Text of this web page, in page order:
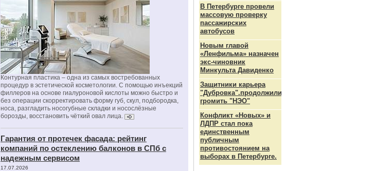
Контурная пластика – одна из самых востребованных
процедур в эстетической косметологии. С помощью инъекций
филлеров на основе гиалуроновой кислоты можно быстро и
без операции скорректировать форму губ, скул, подбородка,
носа, разгладить носогубные складки и носослёзные
борозды, восстановить чёткий овал лица.
Гарантия от протечек фасада: рейтинг
компаний по остеклению балконов в СПб с
надежным сервисом
17.07.2026
В Петербурге провели
массовую проверку
пассажирских
автобусов
Новым главой
«Ленфильма» назначен
экс-чиновник
Минкульта Давиденко
Защитники карьера
"Дубровка".продолжили
громить "НЭО"
Конфликт «Новых» и
ЛДПР стал пока
единственным
публичным
противостоянием на
выборах в Петербурге.